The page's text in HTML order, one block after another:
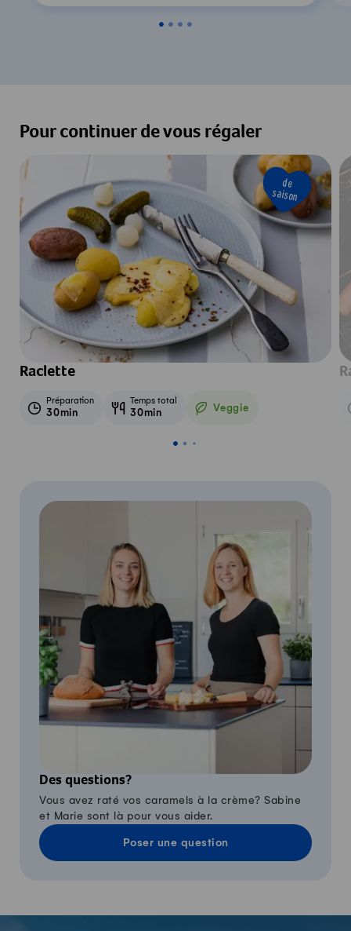
Pour continuer de vous régaler
de
saison
Raclette
Préparation
30min
Temps total
30min Veggie
Veggie
Des questions?
Vous avez raté vos caramels à la crème? Sabine
et Marie sont là pour vous aider.
Poser une question